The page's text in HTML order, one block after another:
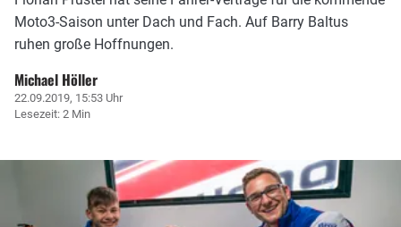
Moto3-Saison unter Dach und Fach. Auf Barry Baltus
ruhen große Hoffnungen.
Michael Höller
22.09.2019, 15:53 Uhr
Lesezeit: 2 Min